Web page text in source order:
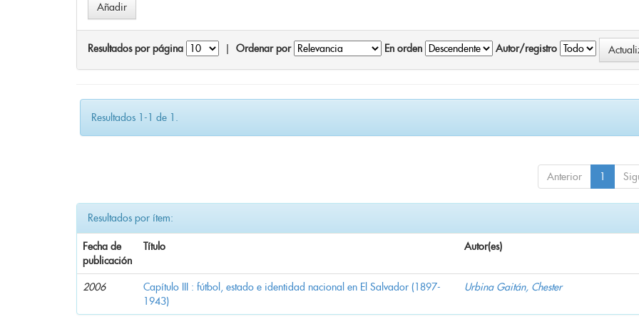
Resultados por página Ordenar por En orden Autor/registro
Resultados 1-1 de 1.
Anterior 1
Resultados por ítem:
Fecha de
publicación
Título Autor(es)
2006
Capítulo III : fútbol, estado e identidad nacional en El Salvador (1897-
1943)
Urbina Gaitán, Chester